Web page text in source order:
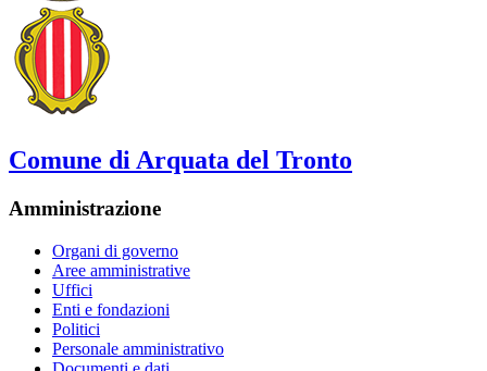
Comune di Arquata del Tronto
Amministrazione
Organi di governo
Aree amministrative
Uffici
Enti e fondazioni
Politici
Personale amministrativo